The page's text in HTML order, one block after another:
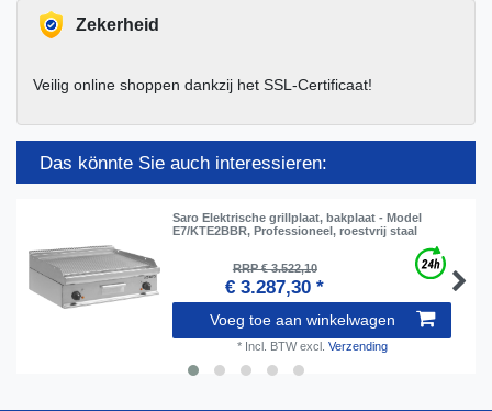
Zekerheid
Veilig online shoppen dankzij het SSL-Certificaat!
Das könnte Sie auch interessieren:
Saro Elektrische grillplaat, bakplaat - Model
E7/KTE2BBR, Professioneel, roestvrij staal
RRP € 3.522,10
€ 3.287,30 *
Voeg toe aan winkelwagen
* Incl. BTWexcl. Verzending